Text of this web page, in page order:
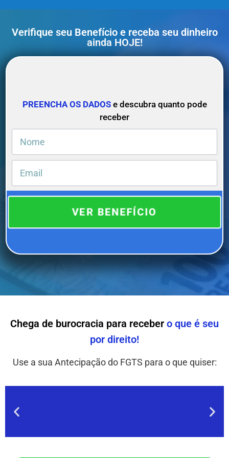
Verifique seu Benefício e receba seu dinheiro
ainda HOJE!
PREENCHA OS DADOS e descubra quanto pode
receber
VER BENEFÍCIO
Chega de burocracia para receber o que é seu
por direito!
Use a sua Antecipação do FGTS para o que quiser: